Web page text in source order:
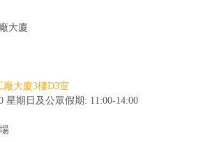
大廈
大廈3樓D3室
星期日及公眾假期: 11:00-14:00